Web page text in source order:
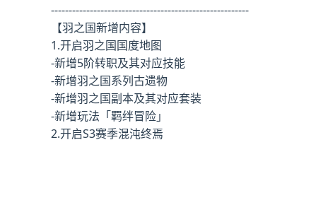
--------------------------------------------------------
【羽之国新增内容】
1.开启羽之国国度地图
-新增5阶转职及其对应技能
-新增羽之国系列古遗物
-新增羽之国副本及其对应套装
-新增玩法「羁绊冒险」
2.开启S3赛季混沌终焉